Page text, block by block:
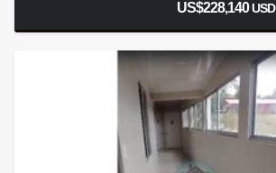
US$228,140USD